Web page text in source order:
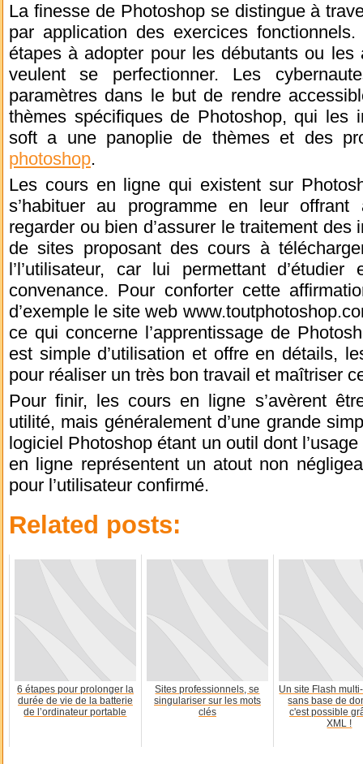
La finesse de Photoshop se distingue à
par application des exercices
étapes à adopter pour les débutants ou
veulent se perfectionner. Les
paramètres dans le but de rendre
thèmes spécifiques de Photoshop, qui les
soft a une panoplie de thèmes et des
photoshop.
Les cours en ligne qui existent sur
s’habituer au programme en leur
regarder ou bien d’assurer le traitement
de sites proposant des cours à
l’l’utilisateur, car lui permettant
convenance. Pour conforter cette
d’exemple le site web
ce qui concerne l’apprentissage de
est simple d’utilisation et offre en détails,
pour réaliser un très bon travail et maîtriser
Pour finir, les cours en ligne s’avèrent
utilité, mais généralement d’une grande
logiciel Photoshop étant un outil dont
en ligne représentent un atout non
pour l’utilisateur confirmé.
Related posts:
6 étapes pour prolonger la
durée de vie de la batterie
de l’ordinateur portable
Sites professionnels, se
singulariser sur les mots
clés
Un site Flash
sans base de
c'est possible
XML !